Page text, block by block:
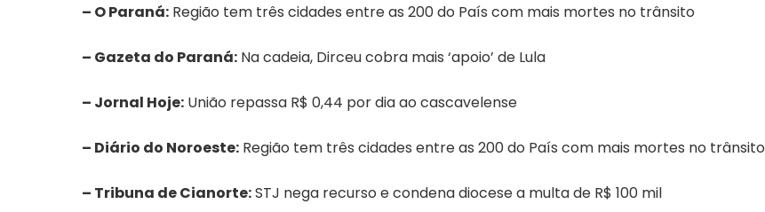
– O Paraná: Região tem três cidades entre as 200 do País com mais mortes no trânsito
– Gazeta do Paraná: Na cadeia, Dirceu cobra mais ‘apoio’ de Lula
– Jornal Hoje: União repassa R$ 0,44 por dia ao cascavelense
– Diário do Noroeste: Região tem três cidades entre as 200 do País com mais mortes no trânsito
– Tribuna de Cianorte:STJ nega recurso e condena diocese a multa de R$ 100 mil